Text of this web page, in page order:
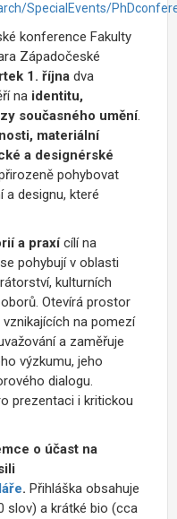
SpecialEvents/
konference Fakulty
Západočeské
1. října dva
na identitu,
současného umění.
materiální
a designérské
pohybovat
a designu, které
a praxícílí na
pohybují v oblasti
kulturních
Otevírá prostor
na pomezí
a zaměřuje
výzkumu, jeho
dialogu.
prezentaci i kritickou
o účast na
. Přihláška obsahuje
slov) a krátké bio (cca